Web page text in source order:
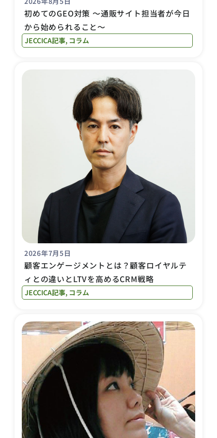
初めてのGEO対策 〜通販サイト担当者が今日
から始められること〜
JECCICA記事, コラム
2026年7月5日
顧客エンゲージメントとは？顧客ロイヤルテ
ィとの違いとLTVを高めるCRM戦略
JECCICA記事, コラム